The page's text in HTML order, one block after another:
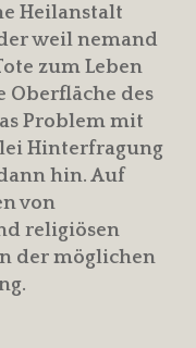
Heilanstalt
weil nemand
zum Leben
Oberfläche des
Problem mit
Hinterfragung
hin. Auf
von
religiösen
der möglichen